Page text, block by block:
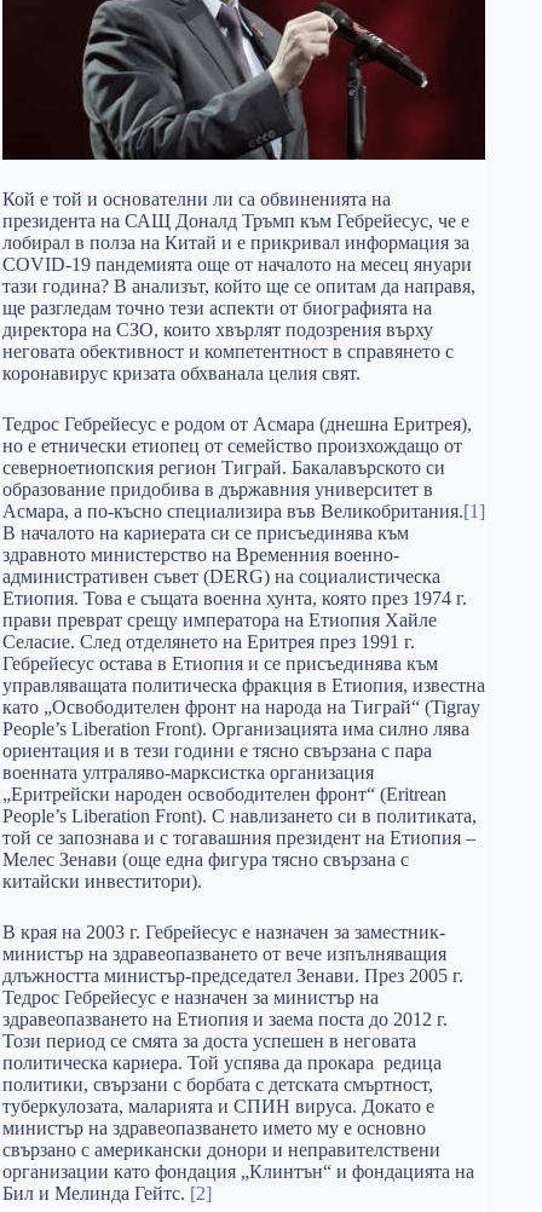
Кой е той и основателни ли са обвиненията на
президента на САЩ Доналд Тръмп към Гебрейесус, че е
лобирал в полза на Китай и е прикривал информация за
COVID-19 пандемията още от началото на месец януари
тази година? В анализът, който ще се опитам да направя,
ще разгледам точно тези аспекти от биографията на
директора на СЗО, които хвърлят подозрения върху
неговата обективност и компетентност в справянето с
коронавирус кризата обхванала целия свят.
Тедрос Гебрейесус е родом от Асмара (днешна Еритрея),
но е етнически етиопец от семейство произхождащо от
северноетиопския регион Тиграй. Бакалавърското си
образование придобива в държавния университет в
Асмара, а по-късно специализира във Великобритания.[1]
В началото на кариерата си се присъединява към
здравното министерство на Временния военно-
административен съвет (DERG) на социалистическа
Етиопия. Това е същата военна хунта, която през 1974 г.
прави преврат срещу императора на Етиопия Хайле
Селасие. След отделянето на Еритрея през 1991 г.
Гебрейесус остава в Етиопия и се присъединява към
управляващата политическа фракция в Етиопия, известна
като „Освободителен фронт на народа на Тиграй“ (Tigray
People’s Liberation Front). Организацията има силно лява
ориентация и в тези години е тясно свързана с пара
военната ултраляво-марксистка организация
„Еритрейски народен освободителен фронт“ (Eritrean
People’s Liberation Front). С навлизането си в политиката,
той се запознава и с тогавашния президент на Етиопия –
Мелес Зенави (още една фигура тясно свързана с
китайски инвеститори).
В края на 2003 г. Гебрейесус е назначен за заместник-
министър на здравеопазването от вече изпълняващия
длъжността министър-председател Зенави. През 2005 г.
Тедрос Гебрейесус е назначен за министър на
здравеопазването на Етиопия и заема поста до 2012 г.
Този период се смята за доста успешен в неговата
политическа кариера. Той успява да прокара редица
политики, свързани с борбата с детската смъртност,
туберкулозата, маларията и СПИН вируса. Докато е
министър на здравеопазването името му е основно
свързано с американски донори и неправителствени
организации като фондация „Клинтън“ и фондацията на
Бил и Мелинда Гейтс. [2]